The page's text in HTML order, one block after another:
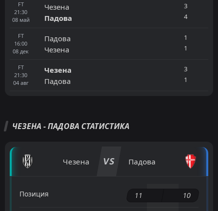
FT
21:30
08 май
Чезена
Падова
3
4
FT
16:00
08 дек
Падова
Чезена
1
1
FT
21:30
04 авг
Чезена
Падова
3
1
ЧЕЗЕНА - ПАДОВА СТАТИСТИКА
Чезена VS Падова
Позиция 11 10